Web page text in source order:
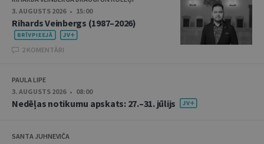
3. AUGUSTS 2026 • 15:00
Rihards Veinbergs (1987–2026)
2 KOMENTĀRI
PAULA LIPE
3. AUGUSTS 2026 • 08:00
Nedēļas notikumu apskats: 27.–31. jūlijs
SANTA JUHNEVIČA